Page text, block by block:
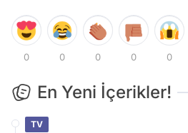
0 0 0 0 0
En Yeni İçerikler!
TV